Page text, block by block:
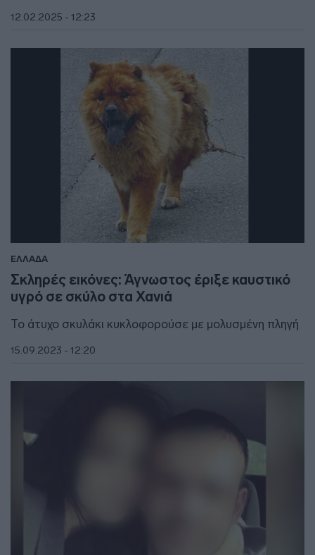
12.02.2025 - 12:23
ΕΛΛΑΔΑ
Σκληρές εικόνες: Άγνωστος έριξε καυστικό
υγρό σε σκύλο στα Χανιά
Το άτυχο σκυλάκι κυκλοφορούσε με μολυσμένη πληγή
15.09.2023 - 12:20